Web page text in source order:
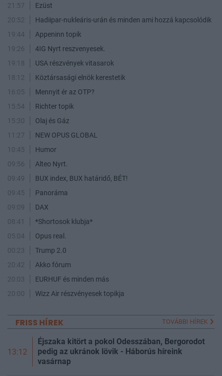
21:57
Ezüst
20:52
Hadiipar-nukleáris-urán és minden ami hozzá kapcsolódik
19:44
Appeninn topik
19:26
4IG Nyrt reszvenyesek.
19:18
USA részvények vitasarok
18:12
Köztársasági elnök kerestetik
16:05
Mennyit ér az OTP?
15:54
Richter topik
15:30
Olaj és Gáz
11:27
NEW OPUS GLOBAL
10:45
Humor
09:56
Alteo Nyrt.
09:49
BUX index, BUX határidő, BÉT!
09:45
Panoráma
09:09
DAX
08:41
*Shortosok klubja*
05:04
Opus real.
00:23
Trump 2.0
20:42
Akko fórum
20:03
EURHUF és minden más
20:00
Wizz Air részvényesek topikja
FRISS HÍREK TOVÁBBI HÍREK
13:12
Éjszaka kitört a pokol Odesszában, Bergorodot
pedig az ukránok lövik - Háborús híreink
vasárnap